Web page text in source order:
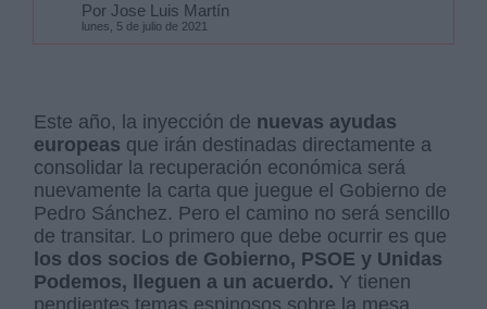
Por Jose Luis Martín
lunes, 5 de julio de 2021
Este año, la inyección de nuevas ayudas
europeas que irán destinadas directamente a
consolidar la recuperación económica será
nuevamente la carta que juegue el Gobierno de
Pedro Sánchez. Pero el camino no será sencillo
de transitar. Lo primero que debe ocurrir es que
los dos socios de Gobierno, PSOE y Unidas
Podemos, lleguen a un acuerdo. Y tienen